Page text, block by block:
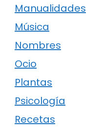
Manualidades
Música
Nombres
Ocio
Plantas
Psicología
Recetas